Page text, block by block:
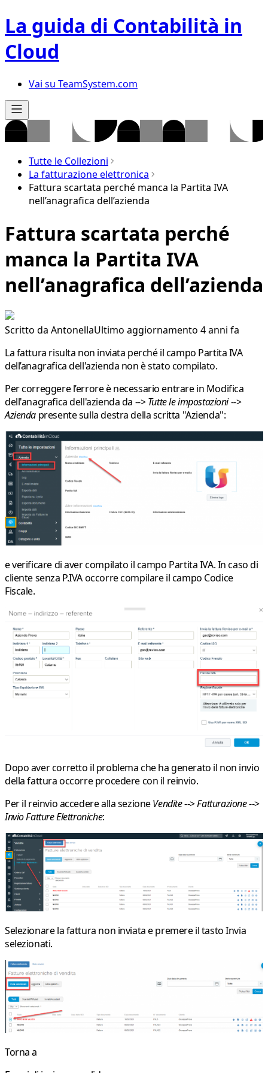
La guida di Contabilità in
Cloud
Vai su TeamSystem.com
Tutte le Collezioni
La fatturazione elettronica
Fattura scartata perché manca la Partita IVA
nell’anagrafica dell’azienda
Fattura scartata perché
manca la Partita IVA
nell’anagrafica dell’azienda
Scritto da AntonellaUltimo aggiornamento 4 anni fa
La fattura risulta non inviata perché il campo Partita IVA
dell’anagrafica dell'azienda non è stato compilato.
Per correggere l’errore è necessario entrare in Modifica
dell'anagrafica dell'azienda da -->Tutte le impostazioni-->
Azienda presente sulla destra della scritta "Azienda":
e verificare di aver compilato il campo Partita IVA. In caso di
cliente senza P.IVA occorre compilare il campo Codice
Fiscale.
Dopo aver corretto il problema che ha generato il non invio
della fattura occorre procedere con il reinvio.
Per il reinvio accedere alla sezioneVendite-->Fatturazione-->
Invio Fatture Elettroniche:
Selezionare la fattura non inviata e premere il tastoInvia
selezionati.
Torna a